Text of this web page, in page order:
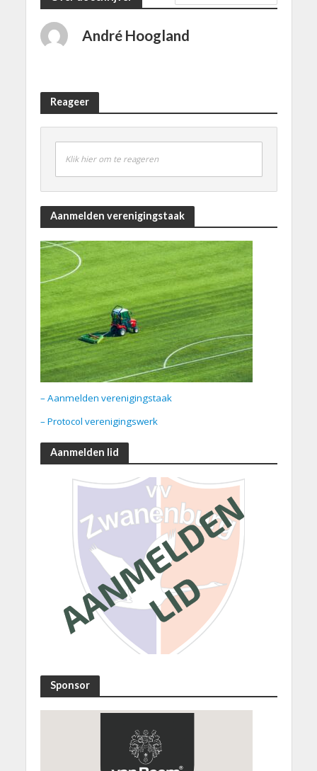
André Hoogland
Reageer
Klik hier om te reageren
Aanmelden verenigingstaak
– Aanmelden verenigingstaak
– Protocol verenigingswerk
Aanmelden lid
Sponsor